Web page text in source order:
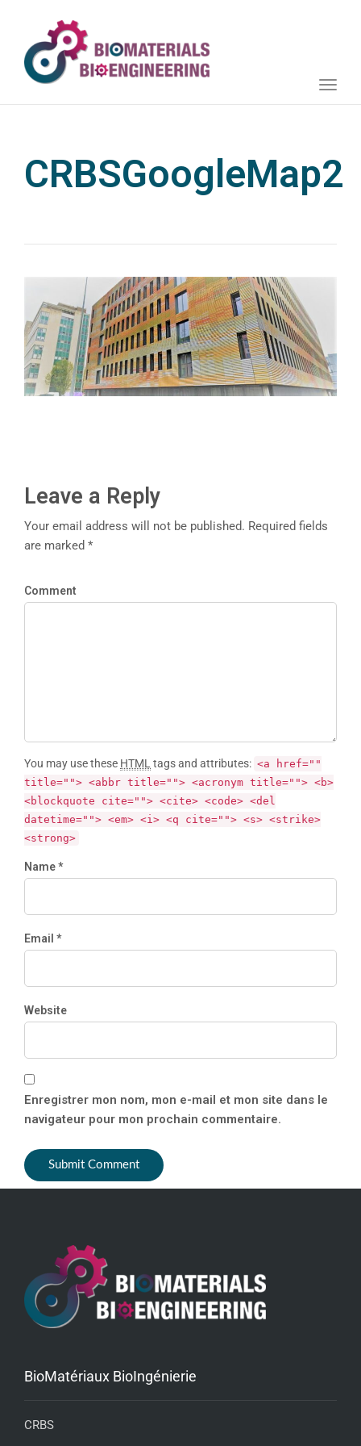
Toggle
CRBSGoogleMap2
Leave a Reply
Your email address will not be published. Required fields
are marked *
Comment
You may use these HTML tags and attributes: <a href=""
title=""> <abbr title=""> <acronym title=""> <b>
<blockquote cite=""> <cite> <code> <del
datetime=""> <em> <i> <q cite=""> <s> <strike>
<strong>
Name *
Email *
Website
Enregistrer mon nom, mon e-mail et mon site dans le
navigateur pour mon prochain commentaire.
BioMatériaux BioIngénierie
CRBS